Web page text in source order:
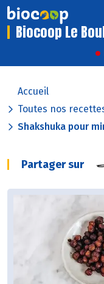
Biocoop Le
Accueil
Toutes nos
Shakshuka pour
Partager sur